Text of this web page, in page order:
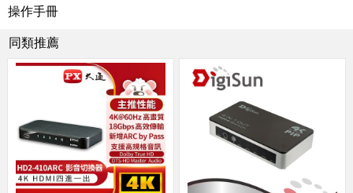
操作手冊
同類推薦